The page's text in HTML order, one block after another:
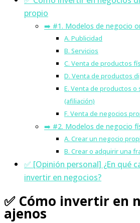
propio
➡️ #1. Modelos de negocio
A. Publicidad
B. Servicios
C. Venta de productos
D. Venta de productos
E. Venta de productos
(afiliación)
F. Venta de negocios
➡️ #2. Modelos de negocio
A. Crear un negocio
B. Crear o adquirir una
✅ [Opinión personal] ¿En qué
invertir en negocios?
✅ Cómo invertir en
ajenos